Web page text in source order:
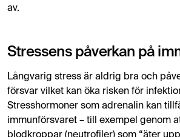
av.
Stressens påverkan på
Långvarig stress är aldrig bra och
försvar vilket kan öka risken för
Stresshormoner som adrenalin kan
immunförsvaret – till exempel genom